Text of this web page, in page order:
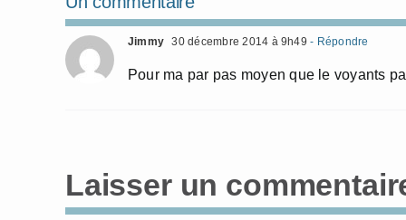
Jimmy 30 décembre 2014 à 9h49 - Répondre
Pour ma par pas moyen que le voyants
Laisser un